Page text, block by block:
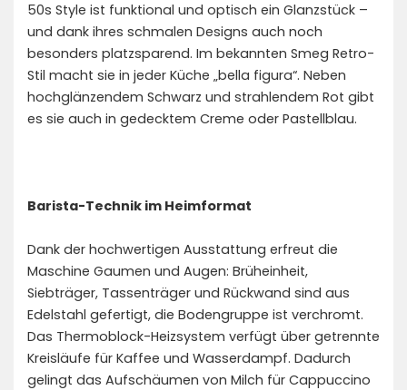
50s Style ist funktional und optisch ein Glanzstück –
und dank ihres schmalen Designs auch noch
besonders platzsparend. Im bekannten Smeg Retro-
Stil macht sie in jeder Küche „bella figura“. Neben
hochglänzendem Schwarz und strahlendem Rot gibt
es sie auch in gedecktem Creme oder Pastellblau.
Barista-Technik im Heimformat
Dank der hochwertigen Ausstattung erfreut die
Maschine Gaumen und Augen: Brüheinheit,
Siebträger, Tassenträger und Rückwand sind aus
Edelstahl gefertigt, die Bodengruppe ist verchromt.
Das Thermoblock-Heizsystem verfügt über getrennte
Kreisläufe für Kaffee und Wasserdampf. Dadurch
gelingt das Aufschäumen von Milch für Cappuccino